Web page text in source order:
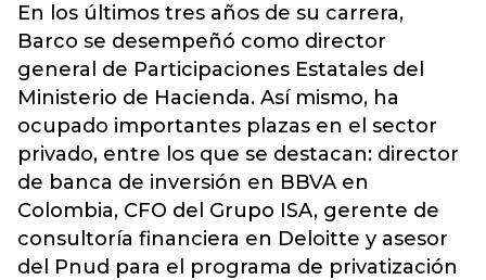
En los últimos tres años de su carrera,
Barco se desempeñó como director
general de Participaciones Estatales del
Ministerio de Hacienda. Así mismo, ha
ocupado importantes plazas en el sector
privado, entre los que se destacan: director
de banca de inversión en BBVA en
Colombia, CFO del Grupo ISA, gerente de
consultoría financiera en Deloitte y asesor
del Pnud para el programa de privatización